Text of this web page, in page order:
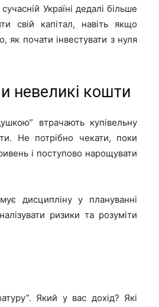
Україні дедалі більше
свій капітал, навіть якщо
як почати інвестувати з нуля
невеликі кошти
втрачають купівельну
Не потрібно чекати, поки
і поступово нарощувати
дисципліну у плануванні
ризики та розуміти
Який у вас дохід? Які